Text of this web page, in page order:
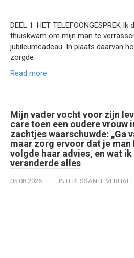
DEEL 1: HET TELEFOONGESPREK
thuiskwam om mijn man te
jubileumcadeau. In plaats daarvan
zorgde
Read more
Mijn vader vocht voor zijn
care toen een oudere vrouw
zachtjes waarschuwde: „Ga
maar zorg ervoor dat je man
volgde haar advies, en wat
veranderde alles
05.08.2026 INTERESSANTE